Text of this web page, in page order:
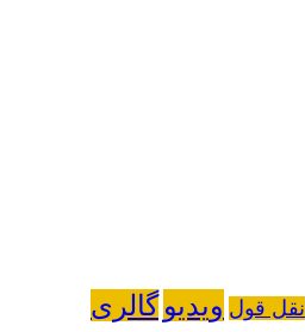
نقل قول ویدیو گالری